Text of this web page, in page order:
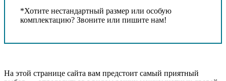
*Хотите нестандартный размер или особую
комплектацию? Звоните или пишите нам!
На этой странице сайта вам предстоит самый приятный